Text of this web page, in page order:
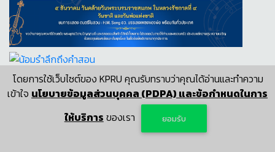
ลำดับที่ : 40. วันที่ : 4 ธ.ค. 2565
109
น้อมรำลึกถึงคำสอน
ข้าพระพุทธเจ้า นางสาวธนพร ศรีทอน
โดยการใช้เว็บไซต์ของ KPRU คุณรับทราบว่าคุณได้อ่านและทำความ
เข้าใจ นโยบายข้อมูลส่วนบุคคล (PDPA) และข้อกำหนดในการ
ให้บริการ ของเรา ยอมรับ